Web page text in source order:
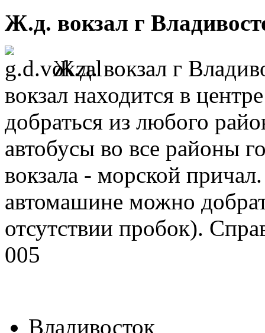
Ж.д. вокзал г
Ж.д. вокзал г
вокзал находится в
добраться из любого
автобусы во все районы
вокзала - морской
автомашине можно
отсутствии пробок).
005
Владивосток